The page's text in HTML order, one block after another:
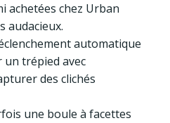
achetées chez Urban
audacieux.
automatique
trépied avec
des clichés
une boule à facettes